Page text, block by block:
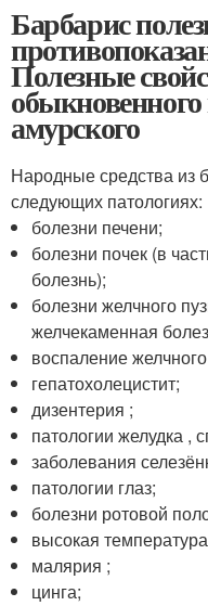
Барбарис
Полезные
амурского
Народные средства из
следующих патологиях:
болезни печени;
болезни почек (в
болезнь);
болезни желчного
желчекаменная
воспаление
гепатохолецистит;
дизентерия ;
патологии желудка ,
заболевания
патологии глаз;
болезни ротовой
высокая
малярия ;
цинга;